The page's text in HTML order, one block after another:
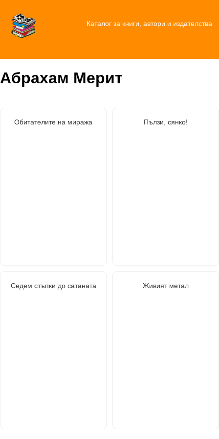
Каталог за книги, автори и издателства
Абрахам Мерит
Обитателите на миража Пълзи, сянко!
Седем стъпки до сатаната Живият метал